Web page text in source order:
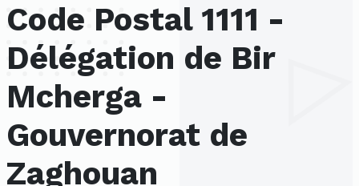
Code Postal 1111 -
Délégation de Bir
Mcherga -
Gouvernorat de
Zaghouan